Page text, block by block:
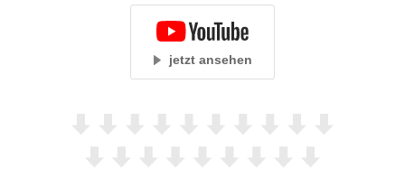
jetzt ansehen